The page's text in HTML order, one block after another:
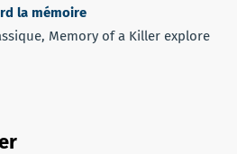
la mémoire
Memory of a Killer explore